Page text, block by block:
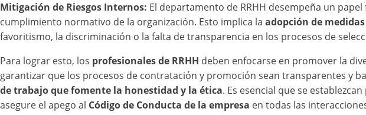
Mitigación de Riesgos Internos: El departamento de RRHH desempeña un
cumplimiento normativo de la organización. Esto implica la adopción de
favoritismo, la discriminación o la falta de transparencia en los procesos de
Para lograr esto, los profesionales de RRHH deben enfocarse en promover la
garantizar que los procesos de contratación y promoción sean transparentes y
de trabajo que fomente la honestidad y la ética. Es esencial que se
asegure el apego al Código de Conducta de la empresa en todas las